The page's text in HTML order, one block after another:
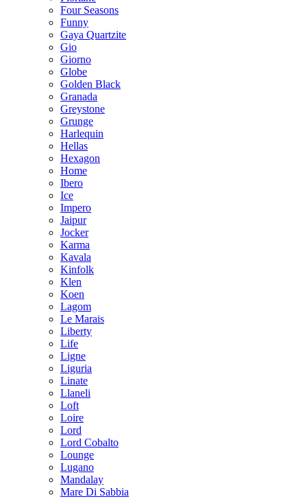
Four Seasons
Funny
Gaya Quartzite
Gio
Giorno
Globe
Golden Black
Granada
Greystone
Grunge
Harlequin
Hellas
Hexagon
Home
Ibero
Ice
Impero
Jaipur
Jocker
Karma
Kavala
Kinfolk
Klen
Koen
Lagom
Le Marais
Liberty
Life
Ligne
Liguria
Linate
Llaneli
Loft
Loire
Lord
Lord Cobalto
Lounge
Lugano
Mandalay
Mare Di Sabbia